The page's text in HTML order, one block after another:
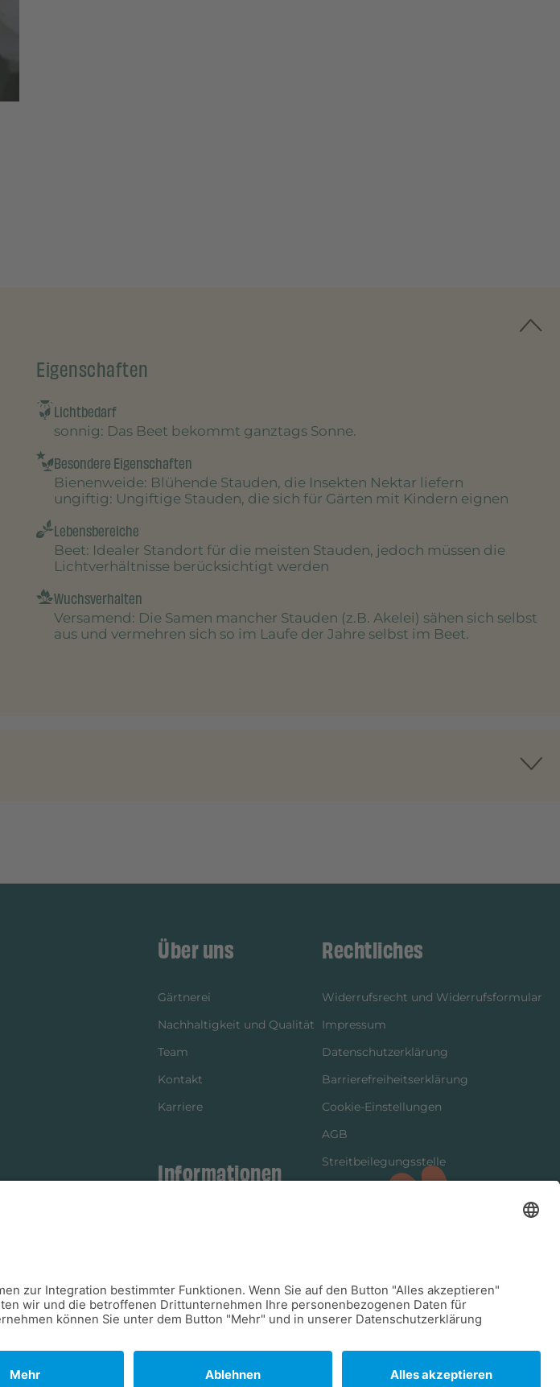
Eigenschaften
Lichtbedarf
sonnig: Das Beet bekommt ganztags Sonne.
Besondere Eigenschaften
Bienenweide: Blühende Stauden, die Insekten Nektar liefern
ungiftig: Ungiftige Stauden, die sich für Gärten mit Kindern eignen
Lebensbereiche
Beet: Idealer Standort für die meisten Stauden, jedoch müssen die
Lichtverhältnisse berücksichtigt werden
Wuchsverhalten
Versamend: Die Samen mancher Stauden (z.B. Akelei) sähen sich selbst
aus und vermehren sich so im Laufe der Jahre selbst im Beet.
Über uns
Gärtnerei
Nachhaltigkeit und Qualität
Team
Kontakt
Karriere
Informationen
Versandinformationen
Rechtliches
Widerrufsrecht und Widerrufsformular
Impressum
Datenschutzerklärung
Barrierefreiheitserklärung
Cookie-Einstellungen
AGB
Streitbeilegungsstelle